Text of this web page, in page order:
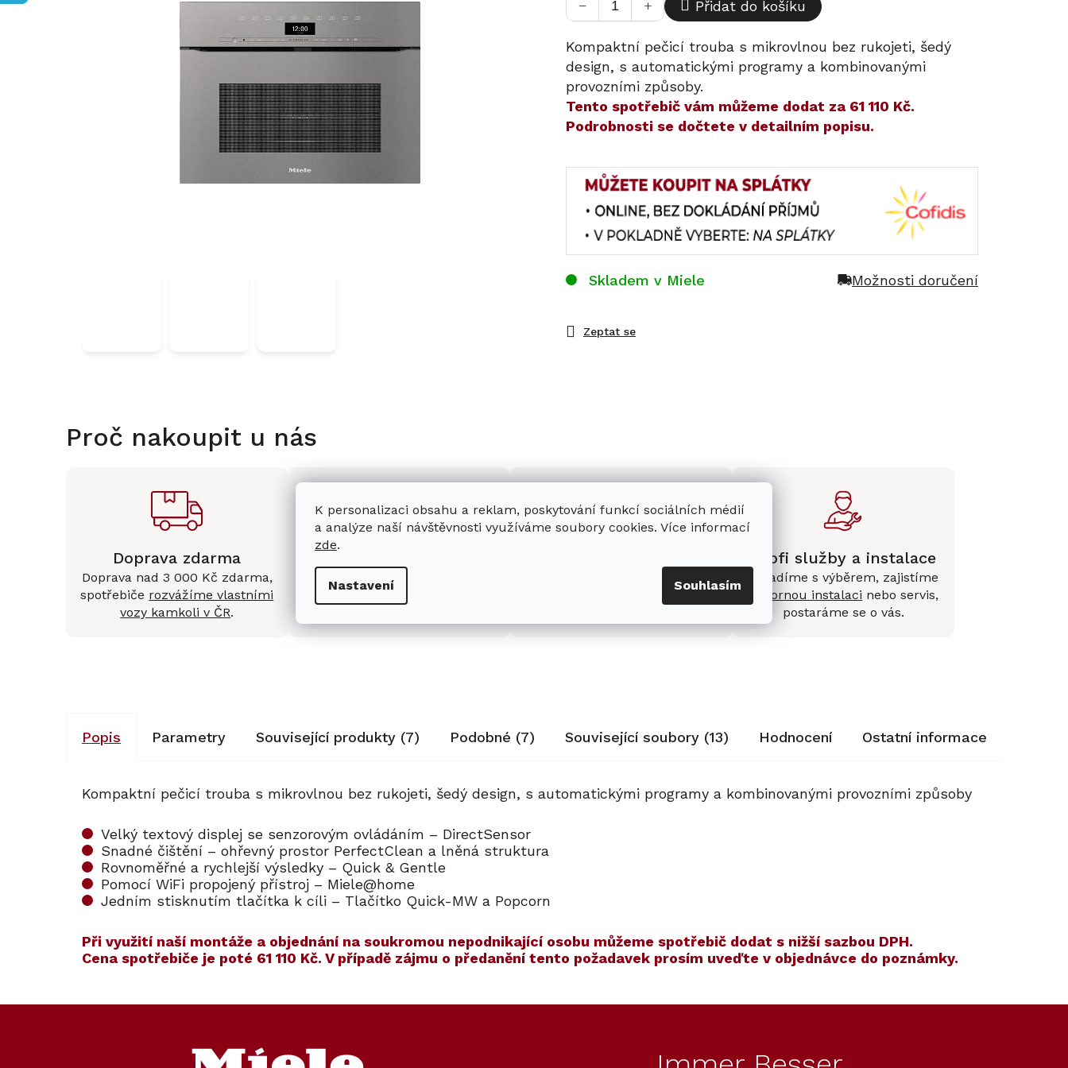
K personalizaci obsahu a reklam, poskytování funkcí sociálních médií
a analýze naší návštěvnosti využíváme soubory cookies. Více informací
zde.
Nastavení Souhlasím
+
− Přidat do košíku
Kompaktní pečicí trouba s mikrovlnou bez rukojeti, šedý
design, s automatickými programy a kombinovanými
provozními způsoby.
​​Tento spotřebič vám můžeme dodat za 61 110 Kč.
Podrobnosti se dočtete v detailním popisu.
Zeptat se
Skladem v Miele Možnosti doručení
Proč nakoupit u nás
Doprava zdarma
Doprava nad 3 000 Kč zdarma,
spotřebiče rozvážíme vlastními
vozy kamkoli v ČR.
showroom
Králové s možností jednoduše u
domácích spotřebičů Miele se
Profi služby a instalace
Poradíme s výběrem, zajistíme
odbornou instalaci nebo servis,
postaráme se o vás.
Popis Parametry Související produkty (7) Podobné (7) Související soubory (13) Hodnocení Ostatní informace
Kompaktní pečicí trouba s mikrovlnou bez rukojeti, šedý design, s automatickými programy a kombinovanými provozními způsoby
Velký textový displej se senzorovým ovládáním – DirectSensor
Snadné čištění – ohřevný prostor PerfectClean a lněná struktura
Rovnoměřné a rychlejší výsledky – Quick & Gentle
Pomocí WiFi propojený přístroj – Miele@home
Jedním stisknutím tlačítka k cíli – Tlačítko Quick-MW a Popcorn
​​Při využití naší montáže a objednání na soukromou nepodnikající osobu můžeme spotřebič dodat s nižší sazbou DPH.
Cena spotřebiče je poté 61 110 Kč. V případě zájmu o předanění tento požadavek prosím uveďte v objednávce do poznámky.